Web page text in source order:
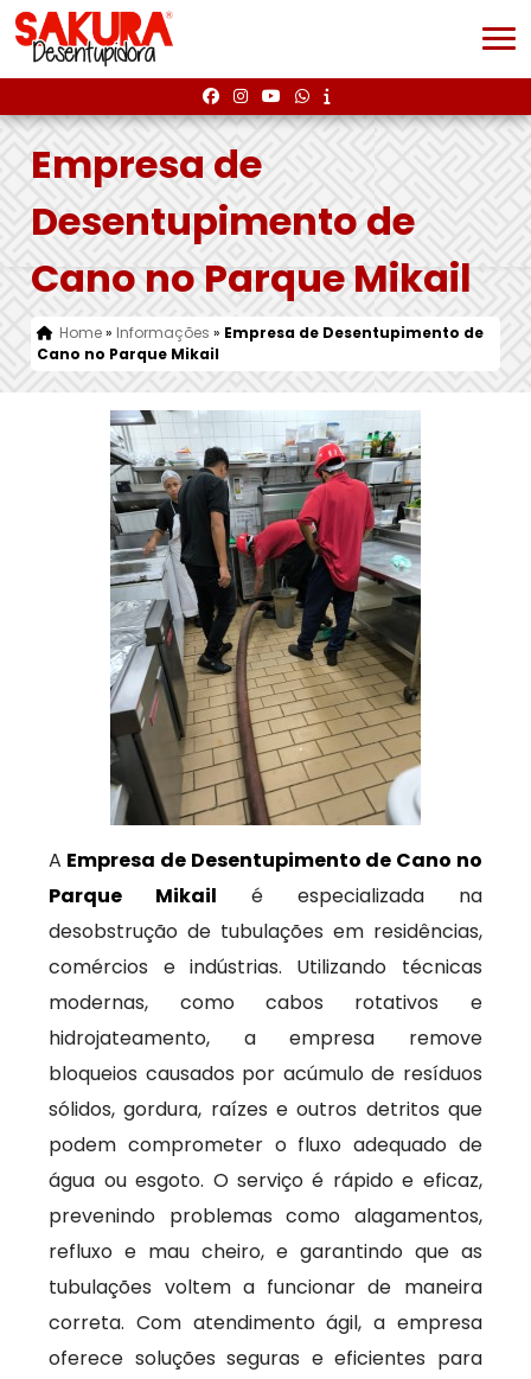
Empresa de
Desentupimento de
Cano no Parque Mikail
Home» Informações » Empresa de Desentupimento de
Cano no Parque Mikail
A Empresa de Desentupimento de Cano no
Parque Mikail é especializada na
desobstrução de tubulações em residências,
comércios e indústrias. Utilizando técnicas
modernas, como cabos rotativos e
hidrojateamento, a empresa remove
bloqueios causados por acúmulo de resíduos
sólidos, gordura, raízes e outros detritos que
podem comprometer o fluxo adequado de
água ou esgoto. O serviço é rápido e eficaz,
prevenindo problemas como alagamentos,
refluxo e mau cheiro, e garantindo que as
tubulações voltem a funcionar de maneira
correta. Com atendimento ágil, a empresa
oferece soluções seguras e eficientes para